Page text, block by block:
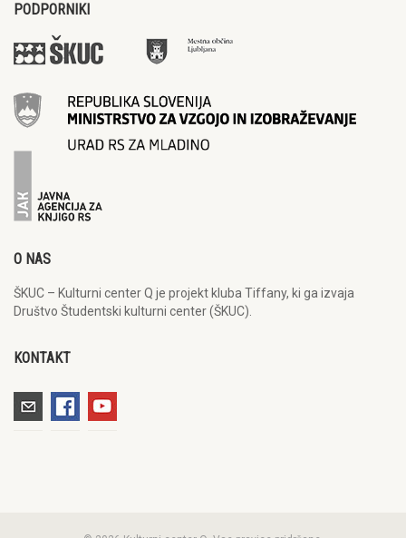
PODPORNIKI
O NAS
ŠKUC – Kulturni center Q je projekt kluba Tiffany, ki ga izvaja
Društvo Študentski kulturni center (ŠKUC).
KONTAKT